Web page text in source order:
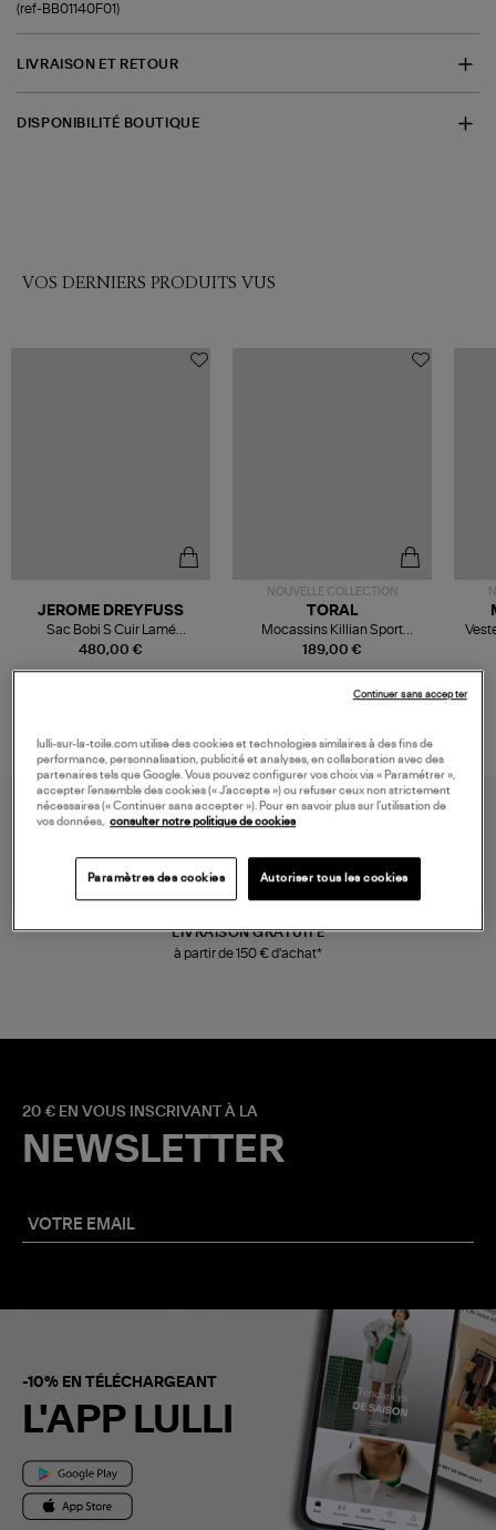
(ref-BB01140F01)
LIVRAISON ET RETOUR
DISPONIBILITÉ BOUTIQUE
VOS DERNIERS PRODUITS VUS
480,00 €
JEROME DREYFUSS
Sac Bobi S Cuir Lamé
Champagne
NOUVELLE COLLECTION
189,00 €
TORAL
Mocassins Killian Sport
Mousse
LIVRAISON GRATUITE
à partir de 150 € d'achat*
20 € EN VOUS INSCRIVANT À LA
NEWSLETTER
-10% EN TÉLÉCHARGEANT
L'APP LULLI
lulli-sur-la-toile.com utilise des cookies et technologies similaires à des fins de
performance, personnalisation, publicité et analyses, en collaboration avec des
partenaires tels que Google. Vous pouvez configurer vos choix via « Paramétrer »,
accepter l’ensemble des cookies (« J’accepte ») ou refuser ceux non strictement
nécessaires (« Continuer sans accepter »). Pour en savoir plus sur l’utilisation de
vos données,
consulter notre politique de cookies
Paramètres des cookies Autoriser tous les cookies
Continuer sans accepter